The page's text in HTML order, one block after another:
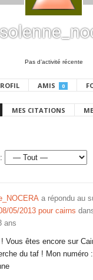
Pas d’activité récente
AMIS 0
MES CITATIONS
a répondu au
05/2013 pour cairns
ans
! Vous êtes encore sur
du taf ! Mon numéro